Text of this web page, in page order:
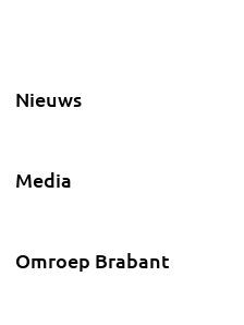
Nieuws
Media
Omroep Brabant